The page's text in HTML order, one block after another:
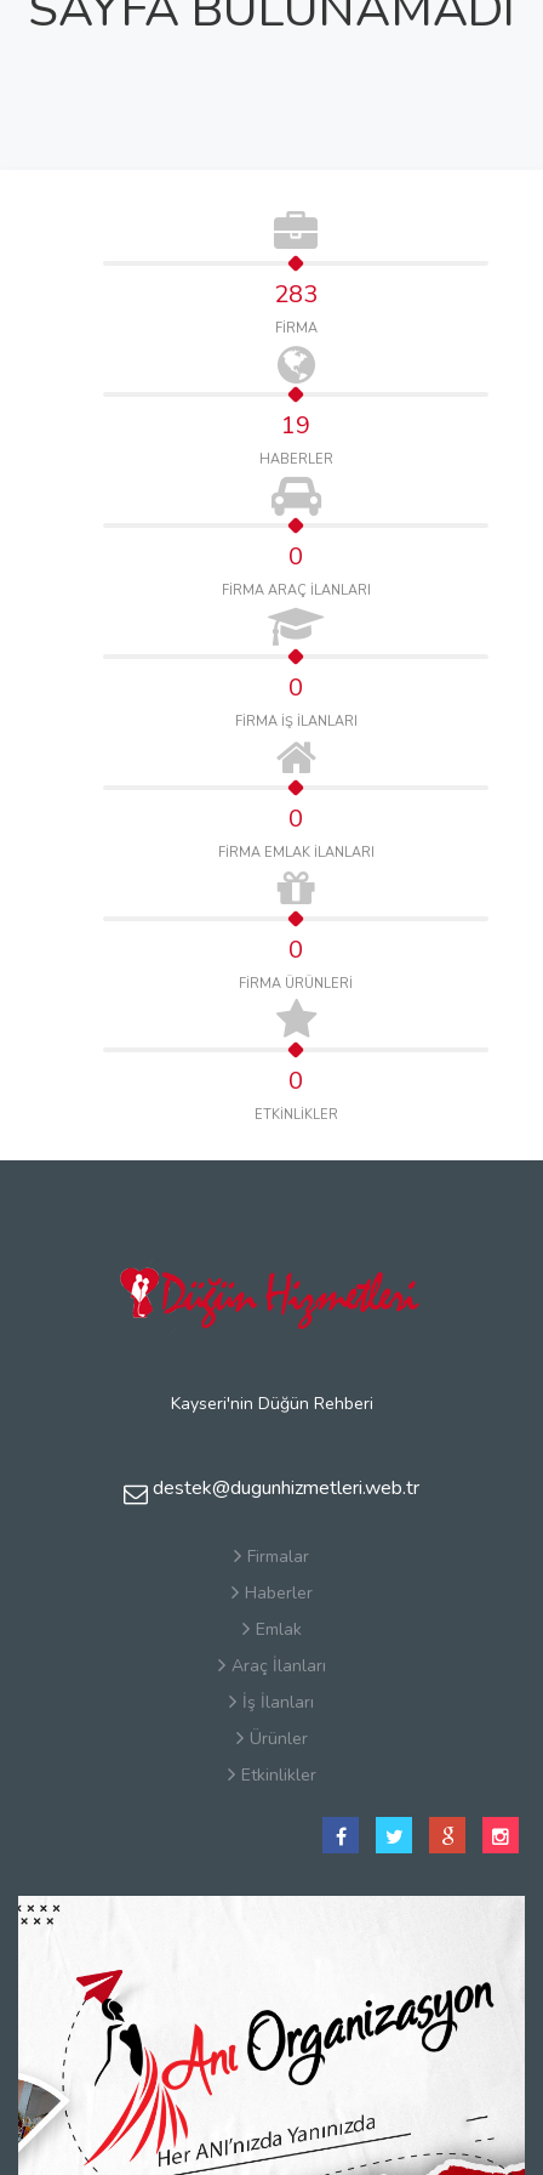
283
FİRMA
19
HABERLER
0
FİRMA ARAÇ İLANLARI
0
FİRMA İŞ İLANLARI
0
FİRMA EMLAK İLANLARI
0
FİRMA ÜRÜNLERİ
0
ETKİNLİKLER
Kayseri'nin Düğün Rehberi
destek@dugunhizmetleri.web.tr
Firmalar
Haberler
Emlak
Araç İlanları
İş İlanları
Ürünler
Etkinlikler
Satış Sözleşmesi
Hakkımızda
İletişim